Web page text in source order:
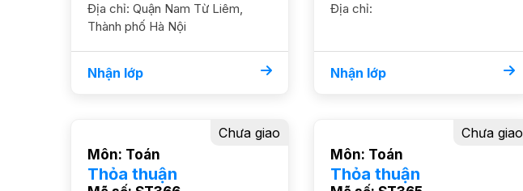
Địa chỉ: Quận Nam Từ Liêm,
Thành phố Hà Nội
Nhận lớp
Địa chỉ:
Nhận lớp
Môn: Toán
Thỏa thuận
Chưa giao
Môn: Toán
Thỏa thuận
Chưa giao